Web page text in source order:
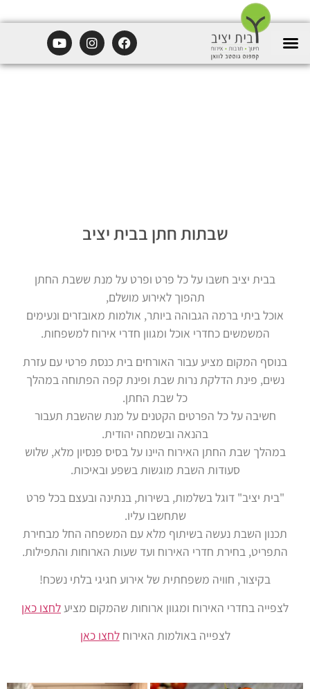
שבתות חתן בבית יציב
בבית יציב חשבו על כל פרט ופרט על מנת ששבת החתן
תהפוך לאירוע מושלם,
אוכל ביתי ברמה הגבוהה ביותר, אולמות מאובזרים ונעימים
המשמשים כחדרי אוכל ומגוון חדרי אירוח למשפחות.
בנוסף המקום מציע עבור האורחים בית כנסת פרטי עם עזרת
נשים, פינת הדלקת נרות שבת ופינת קפה הפתוחה במהלך
כל שבת החתן.
חשיבה על כל הפרטים הקטנים על מנת שהשבת תעבור
בהנאה ובשמחה יהודית.
במהלך שבת החתן האירוח היינו על בסיס פנסיון מלא, שלוש
סעודות השבת מוגשות בשפע ובאיכות.
"בית יציב" דוגל בשלמות, בשירות, בנתינה ובעצם בכל פרט
שתחשבו עליו.
תכנון השבת נעשה בשיתוף מלא עם המשפחה החל מבחירת
התפריט, בחירת חדרי האירוח ועד שעות הארוחות והתפילות.
בקיצור, חוויה משפחתית של אירוע חגיגי בלתי נשכח!
לצפייה בחדרי האירוח ומגוון ארוחות שהמקום מציעלחצו כאן
לצפייה באולמות האירוחלחצו כאן